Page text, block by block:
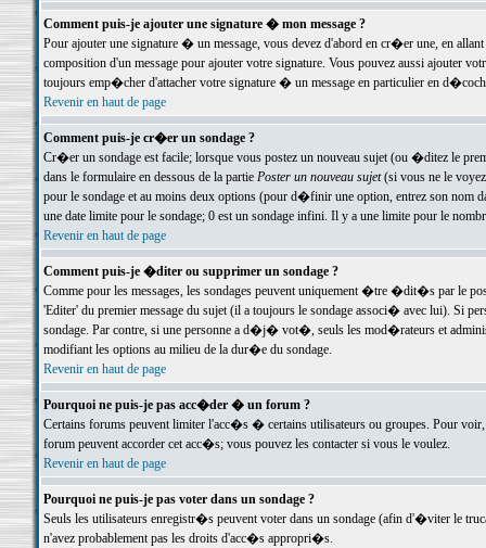
Comment puis-je ajouter une signature � mon message ?
Pour ajouter une signature � un message, vous devez d'abord en cr�er une, en
composition d'un message pour ajouter votre signature. Vous pouvez aussi ajouter
toujours emp�cher d'attacher votre signature � un message en particulier en
Revenir en haut de page
Comment puis-je cr�er un sondage ?
Cr�er un sondage est facile; lorsque vous postez un nouveau sujet (ou �ditez le
dans le formulaire en dessous de la partie Poster un nouveau sujet(si vous ne le voyez
pour le sondage et au moins deux options (pour d�finir une option, entrez son nom
une date limite pour le sondage; 0 est un sondage infini. Il y a une limite pour le
Revenir en haut de page
Comment puis-je �diter ou supprimer un sondage ?
Comme pour les messages, les sondages peuvent uniquement �tre �dit�s par le
'Editer' du premier message du sujet (il a toujours le sondage associ� avec lui). Si
sondage. Par contre, si une personne a d�j� vot�, seuls les mod�rateurs et
modifiant les options au milieu de la dur�e du sondage.
Revenir en haut de page
Pourquoi ne puis-je pas acc�der � un forum ?
Certains forums peuvent limiter l'acc�s � certains utilisateurs ou groupes. Pour
forum peuvent accorder cet acc�s; vous pouvez les contacter si vous le voulez.
Revenir en haut de page
Pourquoi ne puis-je pas voter dans un sondage ?
Seuls les utilisateurs enregistr�s peuvent voter dans un sondage (afin d'�viter le
n'avez probablement pas les droits d'acc�s appropri�s.